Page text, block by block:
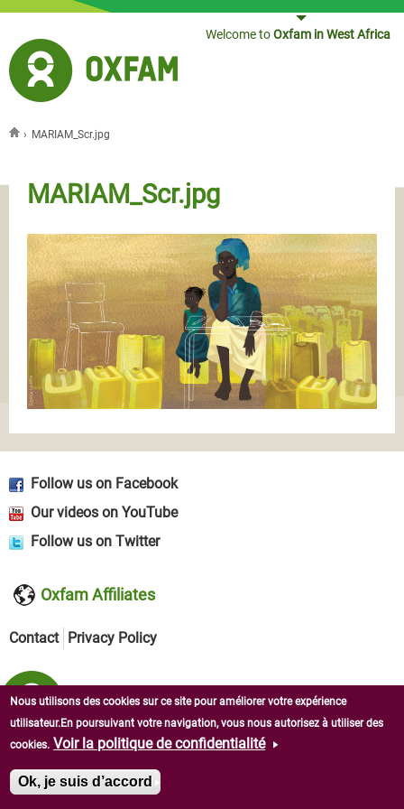
Welcome toOxfam in West Africa
› MARIAM_Scr.jpg
MARIAM_Scr.jpg
Follow us on Facebook
Our videos on YouTube
Follow us on Twitter
Oxfam Affiliates
Contact Privacy Policy
Copyright © 2026 Oxfam in West Africa. All rights reserved.
Nous utilisons des cookies sur ce site pour améliorer votre expérience
utilisateur.En poursuivant votre navigation, vous nous autorisez à utiliser des
cookies. Voir la politique de confidentialité
Ok, je suis d’accord